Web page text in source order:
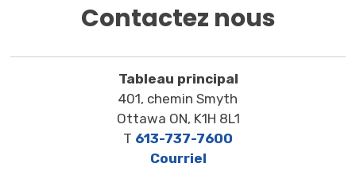
Contactez nous
Tableau principal
401, chemin Smyth
Ottawa ON, K1H 8L1
T 613-737-7600
Courriel